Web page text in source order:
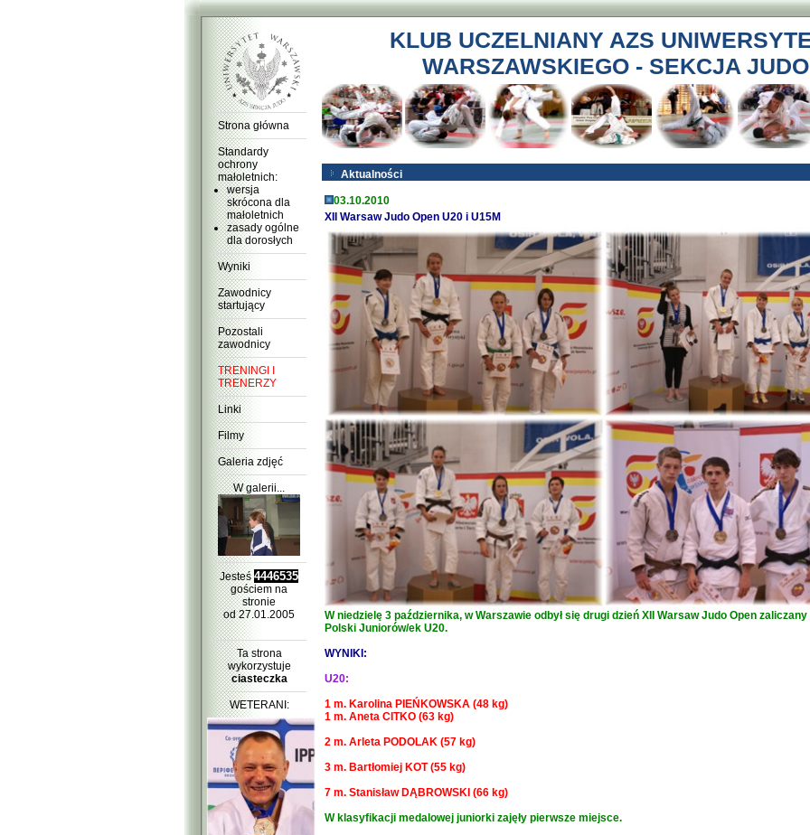
Strona główna
Standardy
ochrony
małoletnich:
wersja
skrócona dla
małoletnich
zasady ogólne
dla dorosłych
Wyniki
Zawodnicy
startujący
Pozostali
zawodnicy
TRENINGI I
TRENERZY
Linki
Filmy
Galeria zdjęć
W galerii...
Jesteś4446535
gościem na
stronie
od 27.01.2005
Ta strona
wykorzystuje
ciasteczka
WETERANI:
KLUB UCZELNIANY AZS
WARSZAWSKIEGO - SEKCJA JUDO
Aktualności
03.10.2010
XII Warsaw Judo Open U20 i U15M
W niedzielę 3 października, w Warszawie odbył się drugi dzień XII Warsaw Judo Open
Polski Juniorów/ek U20.
WYNIKI:
U20:
1 m. Karolina PIEŃKOWSKA (48 kg)
1 m. Aneta CITKO (63 kg)
2 m. Arleta PODOLAK (57 kg)
3 m. Bartłomiej KOT (55 kg)
7 m. Stanisław DĄBROWSKI (66 kg)
W klasyfikacji medalowej juniorki zajęły pierwsze miejsce.